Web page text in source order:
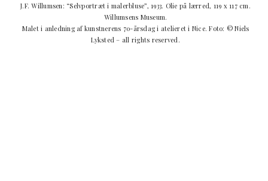
J.F. Willumsen: “Selvportræt i malerbluse”, 1933. Olie på lærred, 119 x 117 cm.
Willumsens Museum.
Malet i anledning af kunstnerens 70-årsdag i atelieret i Nice. Foto: © Niels
Lyksted – all rights reserved.